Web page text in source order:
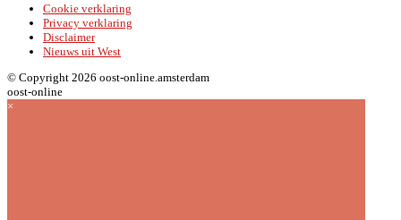
Cookie verklaring
Privacy verklaring
Disclaimer
Nieuws uit West
© Copyright 2026 oost-online.amsterdam
oost-online
×